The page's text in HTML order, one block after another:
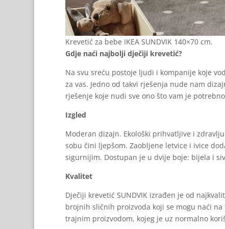
Krevetić za bebe IKEA SUNDVIK 140×70 cm.
Gdje naći najbolji dječiji krevetić?
Na svu sreću postoje ljudi i kompanije koje
za vas. Jedno od takvi rješenja nude nam
rješenje koje nudi sve ono što vam je
Izgled
Moderan dizajn. Ekološki prihvatljive i
sobu čini ljepšom. Zaobljene letvice i ivice
sigurnijim. Dostupan je u dvije boje: bijela i
Kvalitet
Dječiji krevetić SUNDVIK izrađen je od
brojnih sličnih proizvoda koji se mogu naći
trajnim proizvodom, kojeg je uz normalno